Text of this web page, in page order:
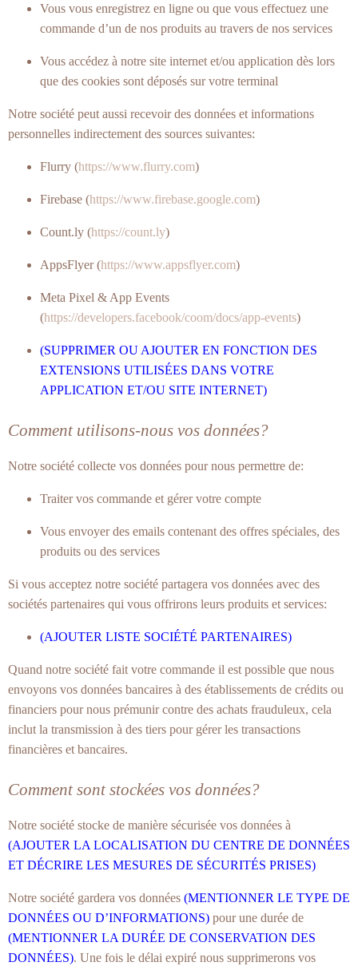
Vous vous enregistrez en ligne ou que vous effectuez une
commande d’un de nos produits au travers de nos services
Vous accédez à notre site internet et/ou application dès lors
que des cookies sont déposés sur votre terminal
Notre société peut aussi recevoir des données et informations
personnelles indirectement des sources suivantes:
Flurry (https://www.flurry.com)
Firebase (https://www.firebase.google.com)
Count.ly (https://count.ly)
AppsFlyer (https://www.appsflyer.com)
Meta Pixel & App Events
(https://developers.facebook/coom/docs/app-events)
(SUPPRIMER OU AJOUTER EN FONCTION DES
EXTENSIONS UTILISÉES DANS VOTRE
APPLICATION ET/OU SITE INTERNET)
Comment utilisons-nous vos données?
Notre société collecte vos données pour nous permettre de:
Traiter vos commande et gérer votre compte
Vous envoyer des emails contenant des offres spéciales, des
produits ou des services
Si vous acceptez notre société partagera vos données avec des
sociétés partenaires qui vous offrirons leurs produits et services:
(AJOUTER LISTE SOCIÉTÉ PARTENAIRES)
Quand notre société fait votre commande il est possible que nous
envoyons vos données bancaires à des établissements de crédits ou
financiers pour nous prémunir contre des achats frauduleux, cela
inclut la transmission à des tiers pour gérer les transactions
financières et bancaires.
Comment sont stockées vos données?
Notre société stocke de manière sécurisée vos données à
(AJOUTER LA LOCALISATION DU CENTRE DE DONNÉES
ET DÉCRIRE LES MESURES DE SÉCURITÉS PRISES)
Notre société gardera vos données (MENTIONNER LE TYPE DE
DONNÉES OU D’INFORMATIONS) pour une durée de
(MENTIONNER LA DURÉE DE CONSERVATION DES
DONNÉES). Une fois le délai expiré nous supprimerons vos